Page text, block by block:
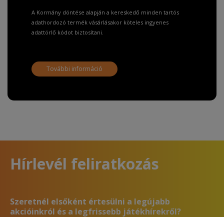
A Kormány döntése alapján a kereskedő minden tartós
adathordozó termék vásárlásakor köteles ingyenes
adattörlő kódot biztosítani.
További információ
Hírlevél feliratkozás
Szeretnél elsőként értesülni a legújabb
akcióinkról és a legfrissebb játékhírekről?